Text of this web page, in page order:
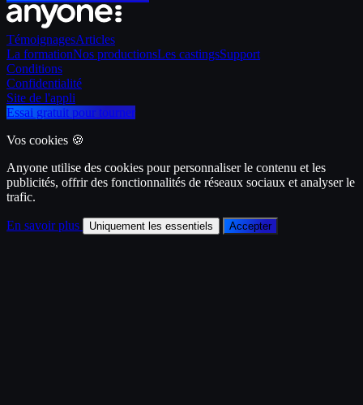
TémoignagesArticles
La formationNos productionsLes castingsSupport
Conditions
Confidentialité
Site de l'appli
Essai gratuit pour tourner
Vos cookies 🍪
Anyone utilise des cookies pour personnaliser le contenu et les
publicités, offrir des fonctionnalités de réseaux sociaux et analyser le
trafic.
En savoir plus Uniquement les essentiels Accepter